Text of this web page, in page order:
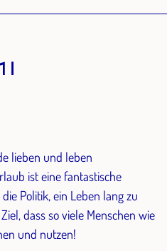
lieben und leben
ist eine fantastische
Politik, ein Leben lang zu
dass so viele Menschen wie
und nutzen!